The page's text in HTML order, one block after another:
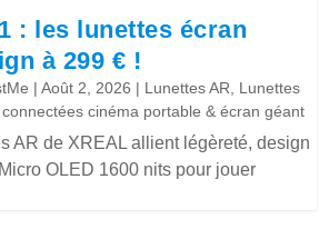
: les lunettes écran
à 299 € !
|Août 2, 2026 | Lunettes AR
Lunettes
cinéma portable & écran géant
AR de XREAL allient légèreté, design
OLED 1600 nits pour jouer